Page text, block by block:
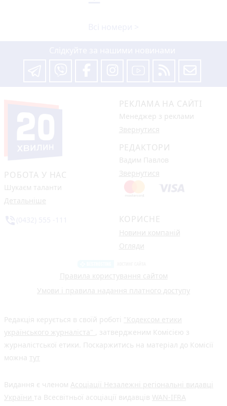
РОБОТА У НАС
Шукаєм таланти
Детальніше
РЕКЛАМА НА САЙТІ
Менеджер з реклами
Звернутися
РЕДАКТОРИ
Вадим Павлов
Звернутися
КОРИСНЕ
Новини компаній
Огляди
Правила користування сайтом
Умови і правила надання платного доступу
Редакція керується в своїй роботі "Кодексом етики
українського журналіста" , затвердженим Комісією з
журналістської етики. Поскаржитись на матеріал до Комісії
можна тут
Видання є членом Асоціації Незалежні регіональні видавці
України та Всесвітньої асоціації видавців WAN-IFRA